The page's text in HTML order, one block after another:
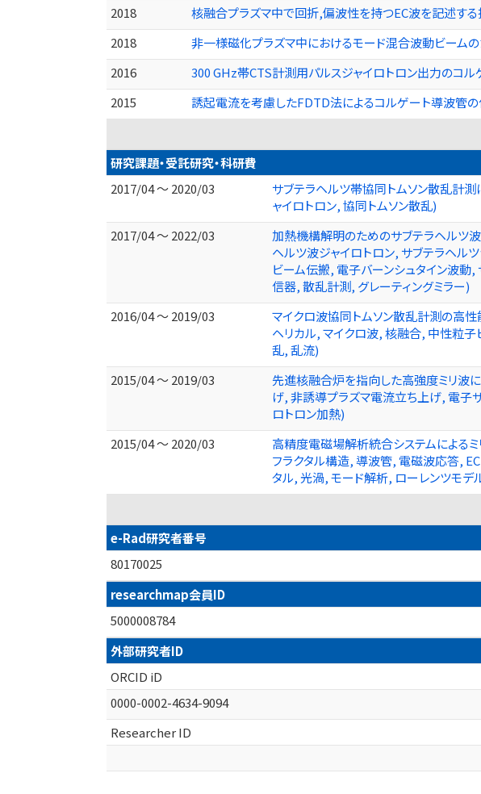
2018
核融合プラズマ中で回折,偏波性を持つEC波を記述す
2018
非一様磁化プラズマ中におけるモード混合波動ビーム
2016
300 GHz帯CTS計測用パルスジャイロトロン出力のコ
2015
誘起電流を考慮したFDTD法によるコルゲート導波管
研究課題・受託研究・科研費
2017/04 ～ 2020/03
サブテラヘルツ帯協同トムソン散乱計
ャイロトロン, 協同トムソン散乱)
2017/04 ～ 2022/03
加熱機構解明のためのサブテラヘルツ
ヘルツ波ジャイロトロン, サブテラヘル
ビーム伝搬, 電子バーンシュタイン波
信器, 散乱計測, グレーティングミラー)
2016/04 ～ 2019/03
マイクロ波協同トムソン散乱計測の高
ヘリカル, マイクロ波, 核融合, 中性粒
乱, 乱流)
2015/04 ～ 2019/03
先進核融合炉を指向した高強度ミリ波
げ, 非誘導プラズマ電流立ち上げ, 電子
ロトロン加熱)
2015/04 ～ 2020/03
高精度電磁場解析統合システムによる
フラクタル構造, 導波管, 電磁波応答,
タル, 光渦, モード解析, ローレンツモ
e-Rad研究者番号
80170025
researchmap会員ID
5000008784
外部研究者ID
ORCID iD
0000-0002-4634-9094
Researcher ID